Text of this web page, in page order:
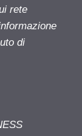
rete
di